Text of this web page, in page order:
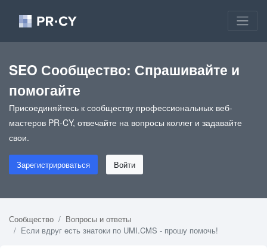
SEO Сообщество: Спрашивайте и
помогайте
Присоединяйтесь к сообществу профессиональных веб-
мастеров PR-CY, отвечайте на вопросы коллег и задавайте
свои.
Зарегистрироваться Войти
Сообщество
Вопросы и ответы
Если вдруг есть знатоки по UMI.CMS - прошу помочь!